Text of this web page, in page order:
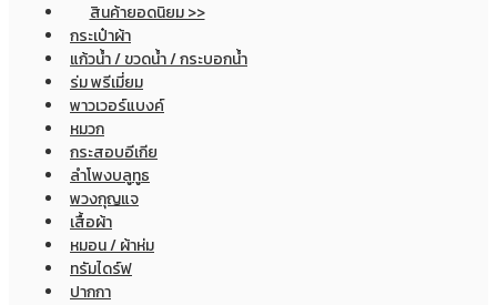
สินค้ายอดนิยม >>
กระเป๋าผ้า
แก้วน้ำ / ขวดน้ำ / กระบอกน้ำ
ร่ม พรีเมี่ยม
พาวเวอร์แบงค์
หมวก
กระสอบอีเกีย
ลำโพงบลูทูธ
พวงกุญแจ
เสื้อผ้า
หมอน / ผ้าห่ม
ทรัมไดร์ฟ
ปากกา